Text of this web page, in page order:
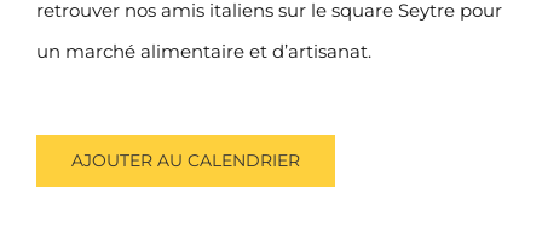
retrouver nos amis italiens sur le square Seytre pour
un marché alimentaire et d’artisanat.
AJOUTER AU CALENDRIER